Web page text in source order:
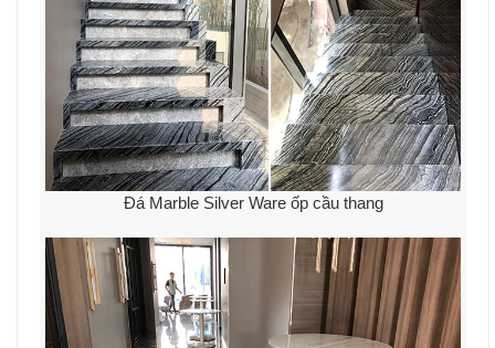
Đá Marble Silver Ware ốp cầu thang